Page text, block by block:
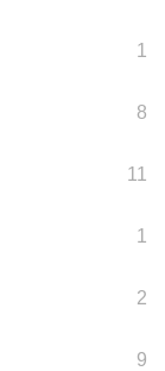
1
8
11
1
2
9